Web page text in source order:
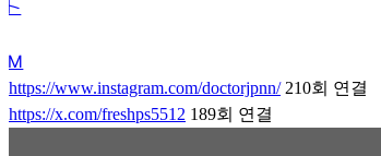
https://www.instagram.com/doctorjpnn/ 210회 연결
https://x.com/freshps5512 189회 연결